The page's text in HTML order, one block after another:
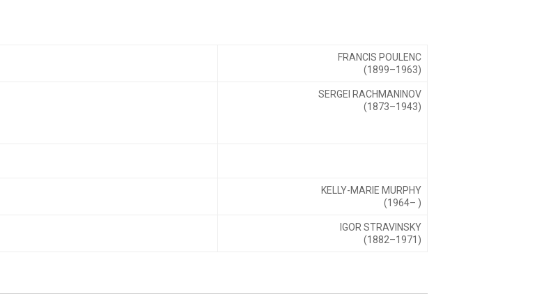
FRANCIS POULENC
(1899–1963)
SERGEI RACHMANINOV
(1873–1943)
KELLY-MARIE MURPHY
(1964– )
IGOR STRAVINSKY
(1882–1971)